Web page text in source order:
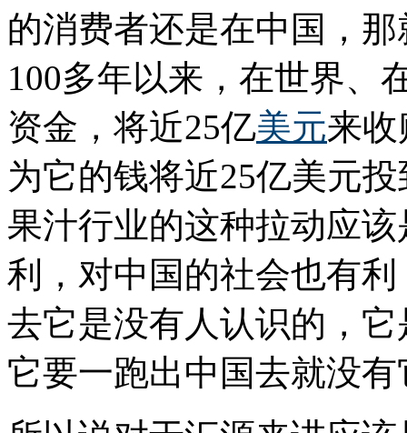
的消费者还是在中国，
100多年以来，在世界、
资金，将近25亿美元来
为它的钱将近25亿美元
果汁行业的这种拉动应
利，对中国的社会也有
去它是没有人认识的，
它要一跑出中国去就没